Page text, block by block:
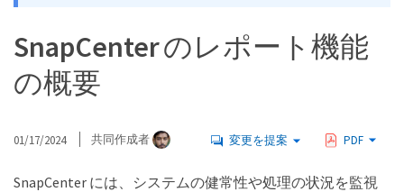
SnapCenter のレポート機能
の概要
01/17/2024 共同作成者 変更を提案 PDF
SnapCenter には、システムの健常性や処理の状況を監視